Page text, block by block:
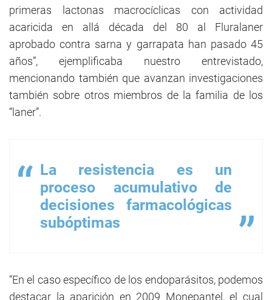
primeras lactonas macrocíclicas con actividad
acaricida en allá década del 80 al Fluralaner
aprobado contra sarna y garrapata han pasado 45
años”, ejemplificaba nuestro entrevistado,
mencionando también que avanzan investigaciones
también sobre otros miembros de la familia de los
“laner”.
La resistencia es un
proceso acumulativo de
decisiones farmacológicas
subóptimas
“En el caso específico de los endoparásitos, podemos
destacar la aparición en 2009 Monepantel, el cual